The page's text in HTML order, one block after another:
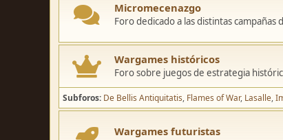
Micromecenazgo
Foro dedicado a las distintas campañas
Wargames históricos
Foro sobre juegos de estrategia
Subforos De Bellis Antiquitatis Flames of War Lasalle
Wargames futuristas